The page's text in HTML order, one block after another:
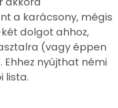
a karácsony, mégis
dolgot ahhoz,
(vagy éppen
Ehhez nyújthat némi
lista.